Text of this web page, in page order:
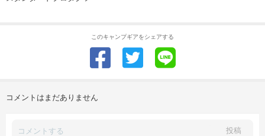
このキャンプギアをシェアする
コメントはまだありません
投稿